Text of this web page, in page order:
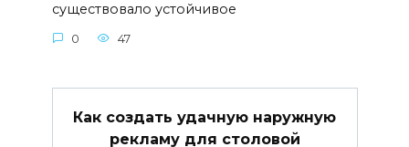
существовало устойчивое
0 47
Как создать удачную наружную
рекламу для столовой